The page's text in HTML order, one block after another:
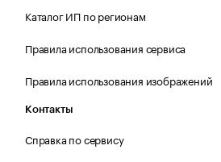
Каталог ИП по регионам
Правила использования сервиса
Правила использования изображений
Контакты
Справка по сервису